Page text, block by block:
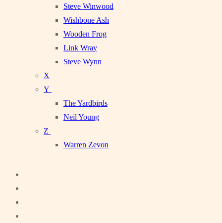
Steve Winwood
Wishbone Ash
Wooden Frog
Link Wray
Steve Wynn
X
Y
The Yardbirds
Neil Young
Z
Warren Zevon